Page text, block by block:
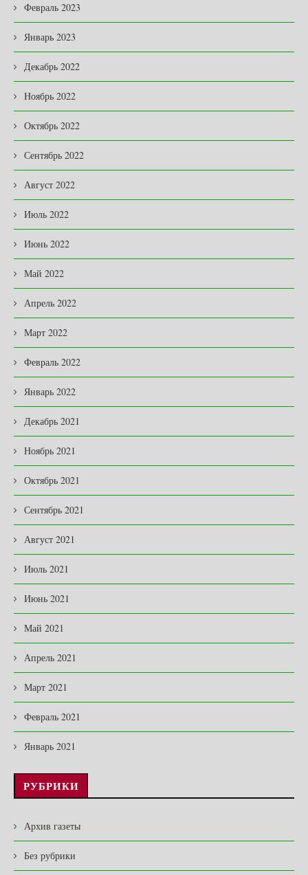
Февраль 2023
Январь 2023
Декабрь 2022
Ноябрь 2022
Октябрь 2022
Сентябрь 2022
Август 2022
Июль 2022
Июнь 2022
Май 2022
Апрель 2022
Март 2022
Февраль 2022
Январь 2022
Декабрь 2021
Ноябрь 2021
Октябрь 2021
Сентябрь 2021
Август 2021
Июль 2021
Июнь 2021
Май 2021
Апрель 2021
Март 2021
Февраль 2021
Январь 2021
РУБРИКИ
Архив газеты
Без рубрики